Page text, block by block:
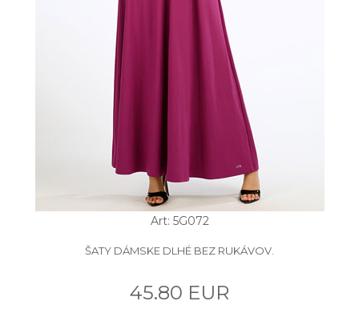
Art: 5G072
ŠATY DÁMSKE DLHÉ BEZ RUKÁVOV.
45.80 EUR